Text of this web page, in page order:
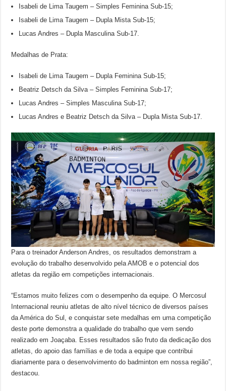
Isabeli de Lima Taugem – Simples Feminina Sub-15;
Isabeli de Lima Taugem – Dupla Mista Sub-15;
Lucas Andres – Dupla Masculina Sub-17.
Medalhas de Prata:
Isabeli de Lima Taugem – Dupla Feminina Sub-15;
Beatriz Detsch da Silva – Simples Feminina Sub-17;
Lucas Andres – Simples Masculina Sub-17;
Lucas Andres e Beatriz Detsch da Silva – Dupla Mista Sub-17.
Para o treinador Anderson Andres, os resultados demonstram a
evolução do trabalho desenvolvido pela AMOB e o potencial dos
atletas da região em competições internacionais.
“Estamos muito felizes com o desempenho da equipe. O Mercosul
Internacional reuniu atletas de alto nível técnico de diversos países
da América do Sul, e conquistar sete medalhas em uma competição
deste porte demonstra a qualidade do trabalho que vem sendo
realizado em Joaçaba. Esses resultados são fruto da dedicação dos
atletas, do apoio das famílias e de toda a equipe que contribui
diariamente para o desenvolvimento do badminton em nossa região”,
destacou.